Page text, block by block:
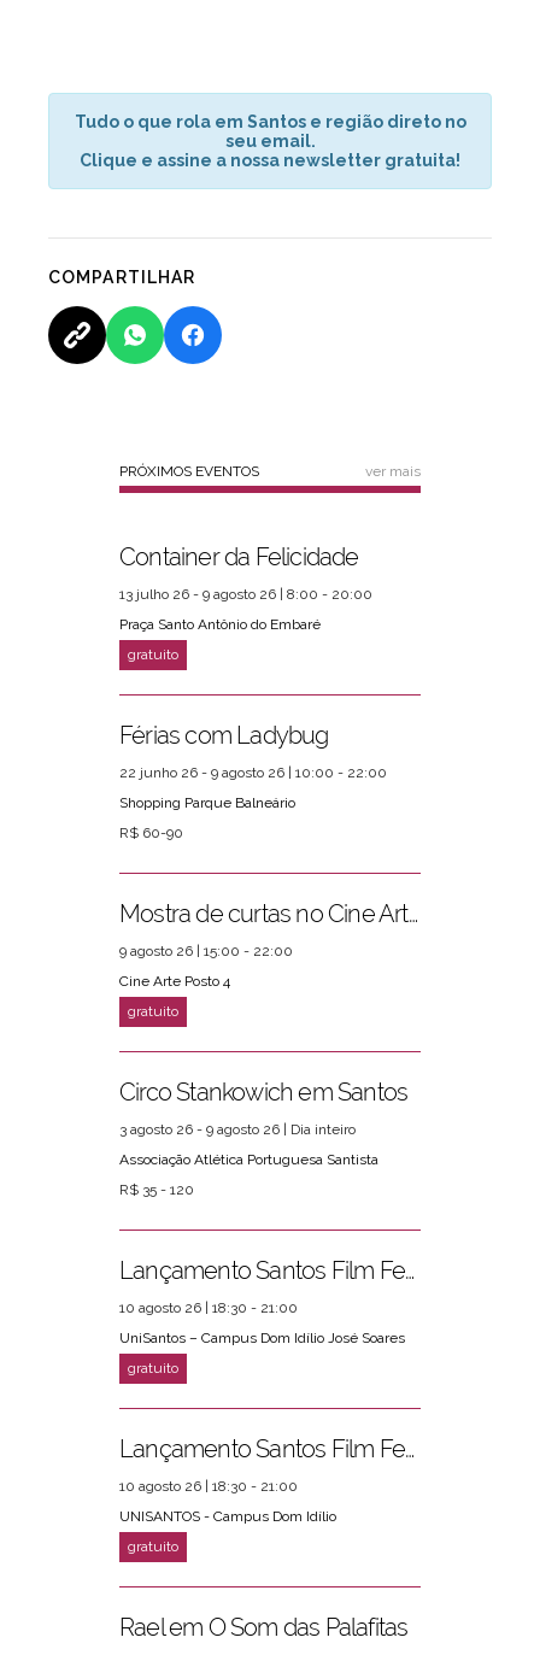
Tudo o que rola em Santos e região direto no
seu email.
Clique e assine a nossa newsletter gratuita!
COMPARTILHAR
PRÓXIMOS EVENTOS ver mais
Container da Felicidade
13 julho 26 - 9 agosto 26 | 8:00 - 20:00
Praça Santo Antônio do Embaré
Férias com Ladybug
22 junho 26 - 9 agosto 26 | 10:00 - 22:00
Shopping Parque Balneário
R$ 60-90
Mostra de curtas no Cine Arte Posto 4
9 agosto 26 | 15:00 - 22:00
Cine Arte Posto 4
Circo Stankowich em Santos
3 agosto 26 - 9 agosto 26 | Dia inteiro
Associação Atlética Portuguesa Santista
R$ 35 - 120
Lançamento Santos Film Fest
10 agosto 26 | 18:30 - 21:00
UniSantos – Campus Dom Idílio José Soares
Lançamento Santos Film Fest
10 agosto 26 | 18:30 - 21:00
UNISANTOS - Campus Dom Idílio
Rael em O Som das Palafitas